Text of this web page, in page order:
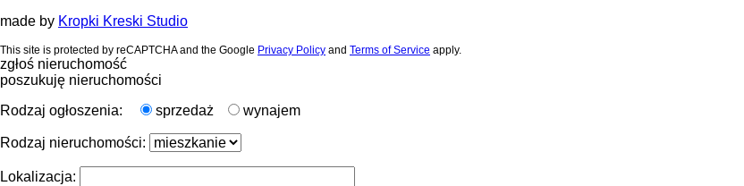
made by Kropki Kreski Studio
This site is protected by reCAPTCHA and the Google Privacy Policy and Terms of Service apply.
zgłoś nieruchomość
poszukuję nieruchomości
Rodzaj ogłoszenia:
sprzedaż wynajem
Rodzaj nieruchomości:
Lokalizacja: